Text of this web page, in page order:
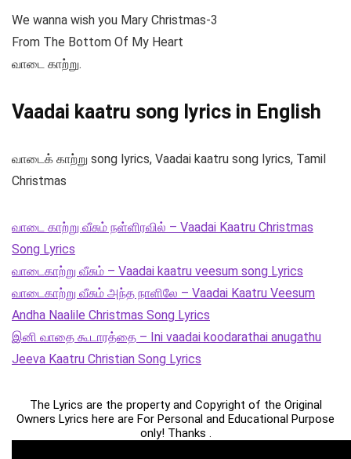
We wanna wish you Mary Christmas-3
From The Bottom Of My Heart
வாடை காற்று.
Vaadai kaatru song lyrics in English
வாடைக் காற்று song lyrics, Vaadai kaatru song lyrics, Tamil
Christmas
வாடை காற்று வீசும் நள்ளிரவில் – Vaadai Kaatru Christmas
Song Lyrics
வாடைகாற்று வீசும் – Vaadai kaatru veesum song Lyrics
வாடைகாற்று வீசும் அந்த நாளிலே – Vaadai Kaatru Veesum
Andha Naalile Christmas Song Lyrics
இனி வாதை கூடாரத்தை – Ini vaadai koodarathai anugathu
Jeeva Kaatru Christian Song Lyrics
The Lyrics are the property and Copyright of the Original
Owners Lyrics here are For Personal and Educational Purpose
only! Thanks .